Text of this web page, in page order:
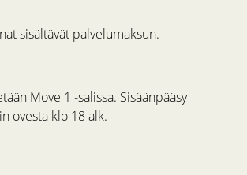
sisältävät palvelumaksun.
Move 1 -salissa. Sisäänpääsy
ovesta klo 18 alk.